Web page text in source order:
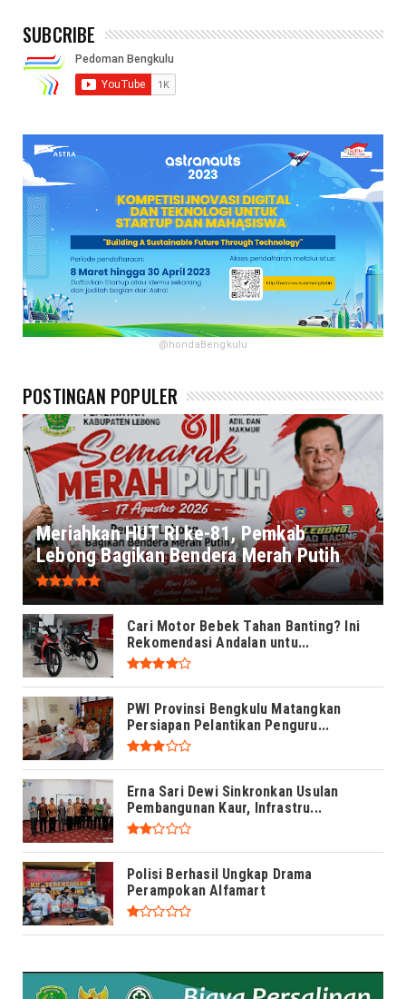
SUBCRIBE
@hondaBengkulu
POSTINGAN POPULER
Meriahkan HUT RI ke-81, Pemkab
Lebong Bagikan Bendera Merah Putih
Cari Motor Bebek Tahan Banting? Ini
Rekomendasi Andalan untu...
PWI Provinsi Bengkulu Matangkan
Persiapan Pelantikan Penguru...
Erna Sari Dewi Sinkronkan Usulan
Pembangunan Kaur, Infrastru...
Polisi Berhasil Ungkap Drama
Perampokan Alfamart